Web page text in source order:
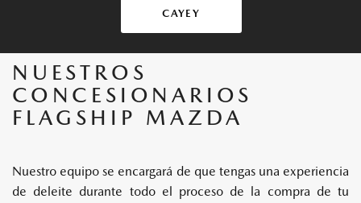
CAYEY
NUESTROS
CONCESIONARIOS
FLAGSHIP MAZDA
Nuestro equipo se encargará de que tengas una experiencia
de deleite durante todo el proceso de la compra de tu